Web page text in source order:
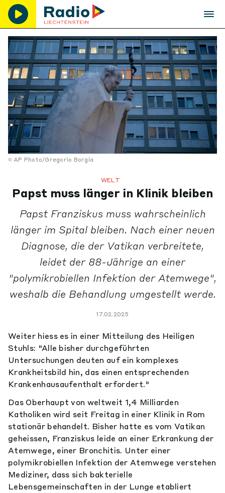
AP Photo/Gregorio Borgia
WELT
Papst muss länger in Klinik bleiben
Papst Franziskus muss wahrscheinlich
länger im Spital bleiben. Nach einer neuen
Diagnose, die der Vatikan verbreitete,
leidet der 88-Jährige an einer
"polymikrobiellen Infektion der Atemwege",
weshalb die Behandlung umgestellt werde.
17.02.2025
Weiter hiess es in einer Mitteilung des Heiligen
Stuhls: "Alle bisher durchgeführten
Untersuchungen deuten auf ein komplexes
Krankheitsbild hin, das einen entsprechenden
Krankenhausaufenthalt erfordert."
Das Oberhaupt von weltweit 1,4 Milliarden
Katholiken wird seit Freitag in einer Klinik in Rom
stationär behandelt. Bisher hatte es vom Vatikan
geheissen, Franziskus leide an einer Erkrankung der
Atemwege, einer Bronchitis. Unter einer
polymikrobiellen Infektion der Atemwege verstehen
Mediziner, dass sich bakterielle
Lebensgemeinschaften in der Lunge etabliert